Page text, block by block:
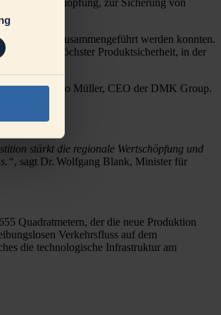
Wertschöpfung, zur Sicherung von
konsistent zusammengeführt werden konnten.
höchster Produktsicherheit, in der
sagt Ingo Müller, CEO der DMK Group.
stärkt die regionale Wertschöpfung und
, sagt Dr. Wolfgang Blank, Minister für
Quadratmetern, der die neue Produktion
Verkehrsfluss auf dem
die technologische Infrastruktur am